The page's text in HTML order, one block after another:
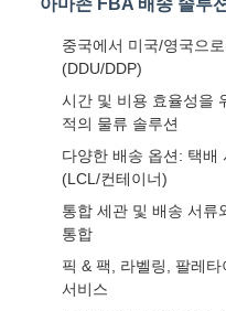
아마존 FBA 배송 솔루션
중국에서 미국/영국으
(DDU/DDP)
시간 및 비용 효율성을
적의 물류 솔루션
다양한 배송 옵션: 택배
(LCL/컨테이너)
통합 세관 및 배송 서류
통합
픽 & 팩, 라벨링, 팔레
서비스